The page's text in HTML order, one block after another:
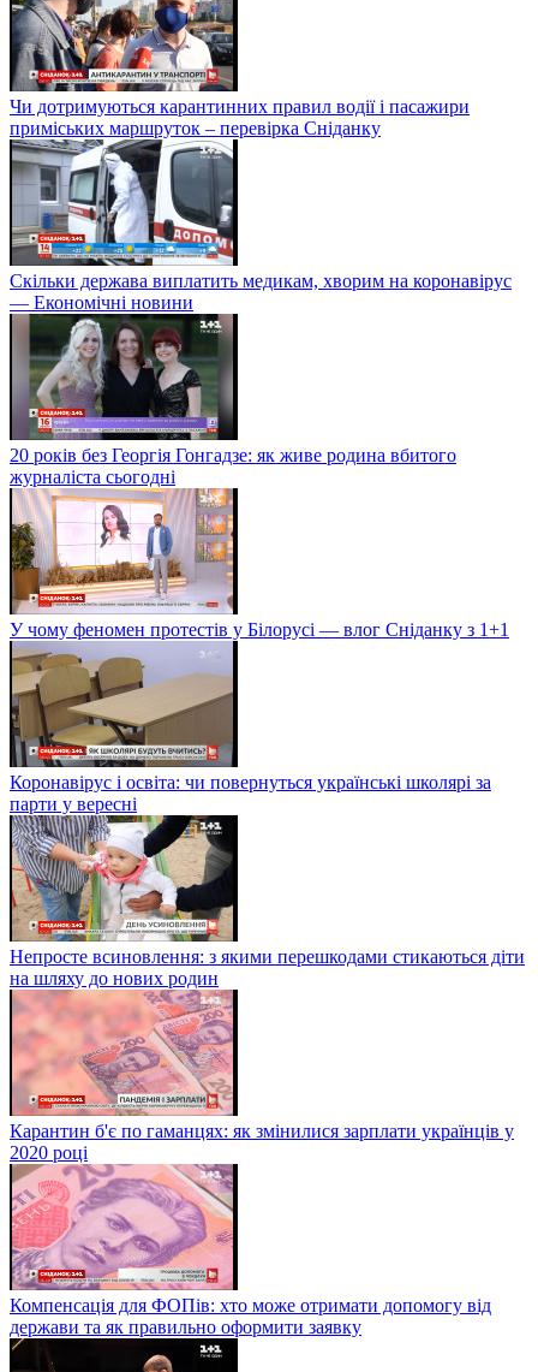
Чи дотримуються карантинних правил водії і пасажири
приміських маршруток – перевірка Сніданку
Скільки держава виплатить медикам, хворим на коронавірус
— Економічні новини
20 років без Георгія Гонгадзе: як живе родина вбитого
журналіста сьогодні
У чому феномен протестів у Білорусі — влог Сніданку з 1+1
Коронавірус і освіта: чи повернуться українські школярі за
парти у вересні
Непросте всиновлення: з якими перешкодами стикаються діти
на шляху до нових родин
Карантин б'є по гаманцях: як змінилися зарплати українців у
2020 році
Компенсація для ФОПів: хто може отримати допомогу від
держави та як правильно оформити заявку